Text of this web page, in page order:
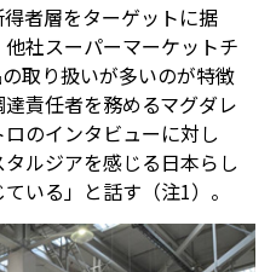
者層をターゲットに据
社スーパーマーケットチ
取り扱いが多いのが特徴
責任者を務めるマグダレ
のインタビューに対し
タルジアを感じる日本らし
いる」と話す（注1）。